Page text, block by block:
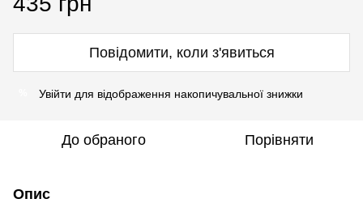
Повідомити, коли з'явиться
Увійти для відображення накопичувальної знижки
До обраного Порівняти
Опис